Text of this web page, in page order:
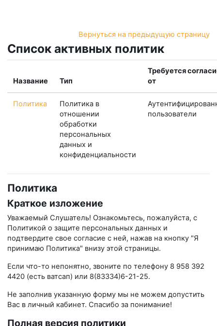
Вернуться на предыдущую страницу
Список активных политик
Название Тип
Требуется
от
Политика
Политика в
отношении
обработки
персональных
данных и
конфиденциальности
пользователи
Политика
Краткое изложение
Уважаемый Слушатель! Ознакомьтесь, пожалуйста, с
Политикой о защите персональных данных и
подтвердите свое согласие с ней, нажав на кнопку "Я
принимаю Политика" внизу этой страницы.
Если что-то непонятно, звоните по телефону 8 958 392
4420 (есть ватсап) или 8(83334)6-21-25.
Не заполнив указанную форму мы не можем допустить
Вас в личный кабинет. Спасибо за понимание!
Полная версия политики